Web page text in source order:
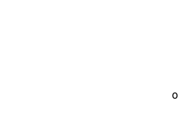
priekšā līdz pieņemšanai,
galvenokārt pazīstams ar
keramikas skulptūrām. Starp
avotiem mākslinieks ierindo
teorijas, psihodēliju,
nāvi, reliģiju un nejaušas domas,